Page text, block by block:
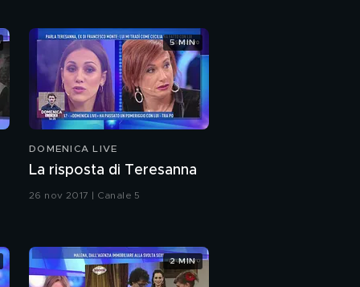
"Vai avanti così..."
Questione di talento
Macari
Il fidanzato di Alessia
DOMENICA LIVE
La risposta di Teresanna
26 nov 2017 | Canale 5
5 MIN
2 MIN